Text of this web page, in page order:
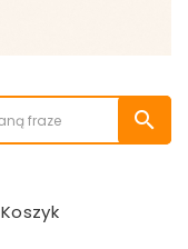
search
Koszyk